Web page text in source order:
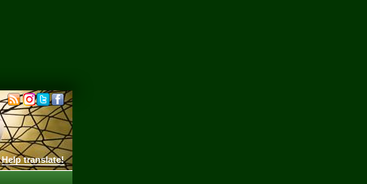
Help translate!